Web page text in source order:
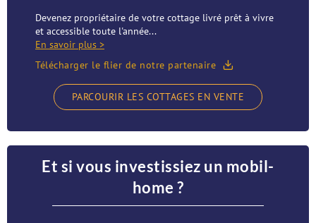
Devenez propriétaire de votre cottage livré prêt à vivre
et accessible toute l'année...
En savoir plus >
Télécharger le flier de notre partenaire
PARCOURIR LES COTTAGES EN VENTE
Et si vous investissiez un mobil-
home ?